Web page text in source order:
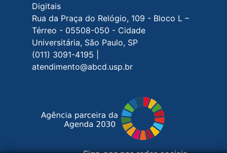
Digitais
Rua da Praça do Relógio, 109 - Bloco L –
Térreo - 05508-050 - Cidade
Universitária, São Paulo, SP
(011) 3091-4195 |
atendimento@abcd.usp.br